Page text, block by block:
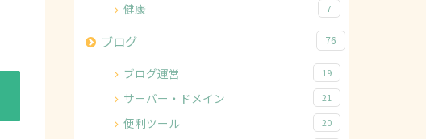
健康 7
ブログ 76
ブログ運営 19
サーバー・ドメイン 21
便利ツール 20